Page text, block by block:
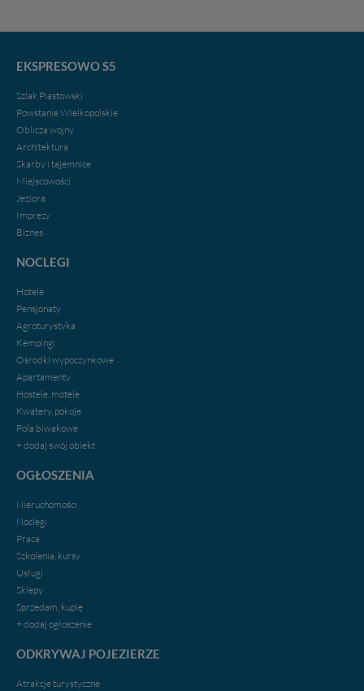
EKSPRESOWO S5
Szlak Piastowski
Powstanie Wielkopolskie
Oblicza wojny
Architektura
Skarby i tajemnice
Miejscowości
Jeziora
Imprezy
Biznes
NOCLEGI
Hotele
Pensjonaty
Agroturystyka
Kempingi
Ośrodki wypoczynkowe
Apartamenty
Hostele, motele
Kwatery, pokoje
Pola biwakowe
+ dodaj swój obiekt
OGŁOSZENIA
Nieruchomości
Noclegi
Praca
Szkolenia, kursy
Usługi
Sklepy
Sprzedam, kupię
+ dodaj ogłoszenie
ODKRYWAJ POJEZIERZE
Atrakcje turystyczne